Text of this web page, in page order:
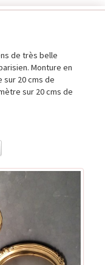
de très belle
Monture en
sur 20 cms de
sur 20 cms de